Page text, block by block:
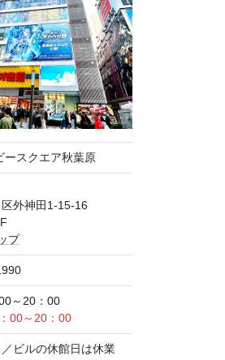
ースクエア秋葉原
外神田1-15-16
プ
～20：00
00～20：00
ビルの休館日は休業